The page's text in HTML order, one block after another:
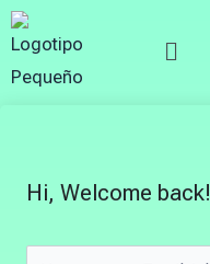
Skip
to
content
Menu
Hi, Welcome back!